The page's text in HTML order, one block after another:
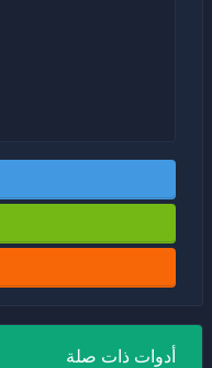
أدوات ذات صلة